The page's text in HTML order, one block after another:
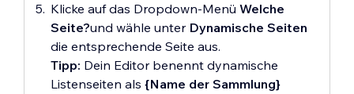
Klicke auf das Dropdown-Menü Welche
Seite?und wähle unter Dynamische Seiten
die entsprechende Seite aus.
Tipp: Dein Editor benennt dynamische
Listenseiten als {Name der Sammlung}